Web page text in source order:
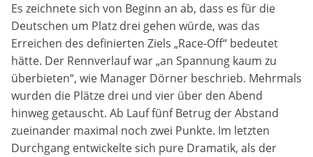
Es zeichnete sich von Beginn an ab, dass es für die
Deutschen um Platz drei gehen würde, was das
Erreichen des definierten Ziels „Race-Off“ bedeutet
hätte. Der Rennverlauf war „an Spannung kaum zu
überbieten“, wie Manager Dörner beschrieb. Mehrmals
wurden die Plätze drei und vier über den Abend
hinweg getauscht. Ab Lauf fünf Betrug der Abstand
zueinander maximal noch zwei Punkte. Im letzten
Durchgang entwickelte sich pure Dramatik, als der
Statistiken
Cookies, die der Sammlung von Informationen und
Erstellung von Berichten über die Website-
Nutzungsstatistik dienen, ohne dass einzelne
Besucher persönlich identifiziert werden können.
Google Analytics